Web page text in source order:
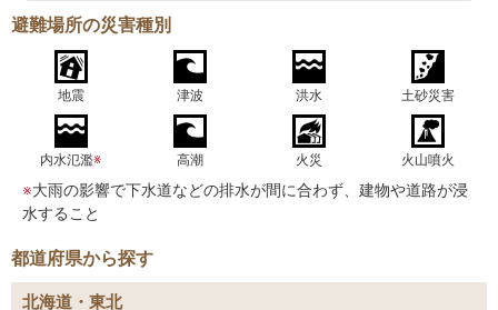
避難場所の災害種別
地震 津波 洪水 土砂災害
内水氾濫※ 高潮 火災 火山噴火
※大雨の影響で下水道などの排水が間に合わず、建物や道路が浸
水すること
都道府県から探す
北海道・東北